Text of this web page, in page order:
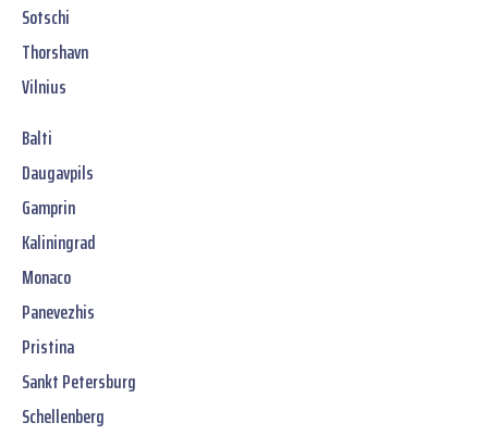
Sotschi
Thorshavn
Vilnius
Balti
Daugavpils
Gamprin
Kaliningrad
Monaco
Panevezhis
Pristina
Sankt Petersburg
Schellenberg